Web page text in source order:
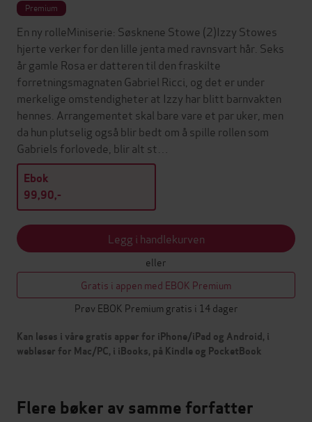
Premium
En ny rolleMiniserie: Søsknene Stowe (2)Izzy Stowes
hjerte verker for den lille jenta med ravnsvart hår. Seks
år gamle Rosa er datteren til den fraskilte
forretningsmagnaten Gabriel Ricci, og det er under
merkelige omstendigheter at Izzy har blitt barnvakten
hennes. Arrangementet skal bare vare et par uker, men
da hun plutselig også blir bedt om å spille rollen som
Gabriels forlovede, blir alt st…
Ebok
99,90,-
Legg i handlekurven
eller
Gratis i appen med EBOK Premium
Prøv EBOK Premium gratis i 14 dager
Kan leses i våre gratis apper for iPhone/iPad og Android, i
webleser for Mac/PC, i iBooks, på Kindle og PocketBook
Flere bøker av samme forfatter